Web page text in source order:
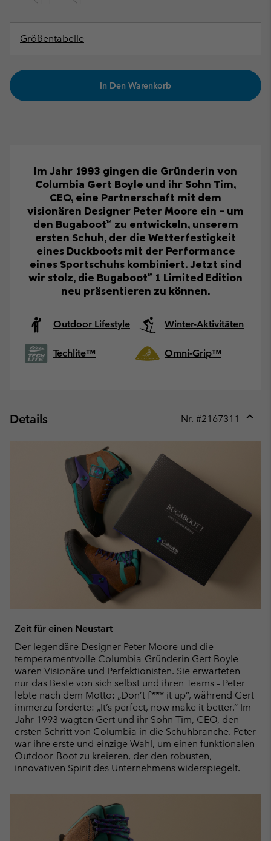
Größentabelle
In Den Warenkorb
Im Jahr 1993 gingen die Gründerin von
Columbia Gert Boyle und ihr Sohn Tim,
CEO, eine Partnerschaft mit dem
visionären Designer Peter Moore ein – um
den Bugaboot™ zu entwickeln, unserem
ersten Schuh, der die Wetterfestigkeit
eines Duckboots mit der Performance
eines Sportschuhs kombiniert. Jetzt sind
wir stolz, die Bugaboot™ 1 Limited Edition
neu präsentieren zu können.
Outdoor Lifestyle Winter-Aktivitäten
Techlite™ Omni-Grip™
Details Nr. #2167311
or
Zeit für einen Neustart
Der legendäre Designer Peter Moore und die
temperamentvolle Columbia-Gründerin Gert Boyle
waren Visionäre und Perfektionisten. Sie erwarteten
nur das Beste von sich selbst und ihren Teams – Peter
lebte nach dem Motto: „Don’t f*** it up“, während Gert
immerzu forderte: „It’s perfect, now make it better.“ Im
Jahr 1993 wagten Gert und ihr Sohn Tim, CEO, den
ersten Schritt von Columbia in die Schuhbranche. Peter
war ihre erste und einzige Wahl, um einen funktionalen
Outdoor-Boot zu kreieren, der den robusten,
innovativen Spirit des Unternehmens widerspiegelt.